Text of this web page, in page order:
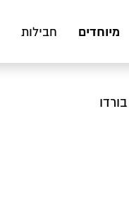
מיוחדים חבילות